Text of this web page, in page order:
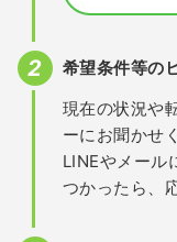
希望条件等の
現在の状況や
ーにお聞かせ
LINEやメール
つかったら、